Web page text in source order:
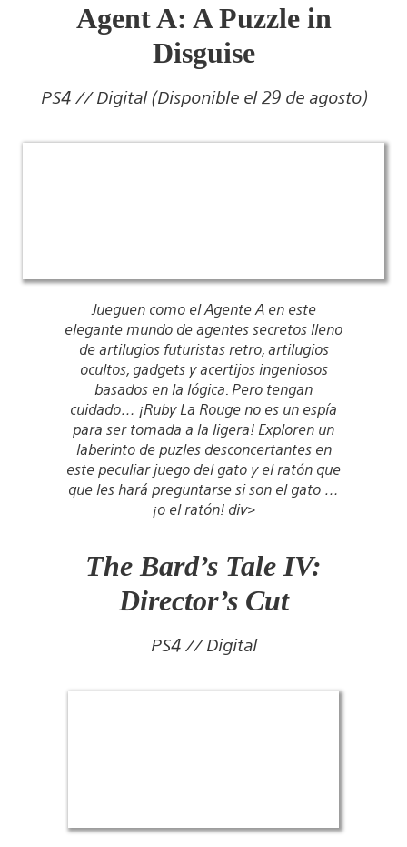
Agent A: A Puzzle in
Disguise
PS4 // Digital (Disponible el 29 de agosto)
Jueguen como el Agente A en este
elegante mundo de agentes secretos lleno
de artilugios futuristas retro, artilugios
ocultos, gadgets y acertijos ingeniosos
basados en la lógica. Pero tengan
cuidado… ¡Ruby La Rouge no es un espía
para ser tomada a la ligera! Exploren un
laberinto de puzles desconcertantes en
este peculiar juego del gato y el ratón que
que les hará preguntarse si son el gato …
¡o el ratón! div>
The Bard’s Tale IV:
Director’s Cut
PS4 // Digital